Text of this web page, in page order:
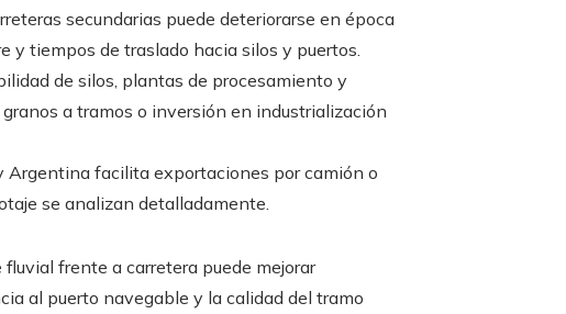
secundarias puede deteriorarse en época
y tiempos de traslado hacia silos y puertos.
de silos, plantas de procesamiento y
a tramos o inversión en industrialización
Argentina facilita exportaciones por camión o
se analizan detalladamente.
frente a carretera puede mejorar
al puerto navegable y la calidad del tramo